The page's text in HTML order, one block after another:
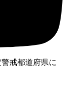
戒都道府県に